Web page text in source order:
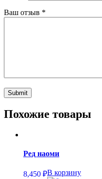
Ваш отзыв *
Похожие товары
Ред наоми
8,450 ₽В корзину